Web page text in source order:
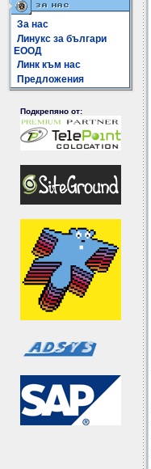
За нас
Линукс за българи
ЕООД
Линк към нас
Предложения
Подкрепяно от: